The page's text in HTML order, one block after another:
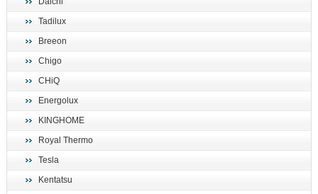
Tadilux
Breeon
Chigo
CHiQ
Energolux
KINGHOME
Royal Thermo
Tesla
Kentatsu